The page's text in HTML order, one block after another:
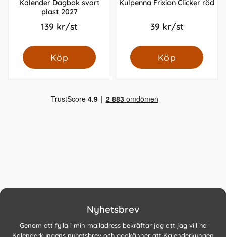
Kalender Dagbok svart
plast 2027
139 kr/st
Köp
Kulpenna Frixion Clicker röd
39 kr/st
Köp
Nyhetsbrev
Genom att fylla i min mailadress bekräftar jag att jag vill ha